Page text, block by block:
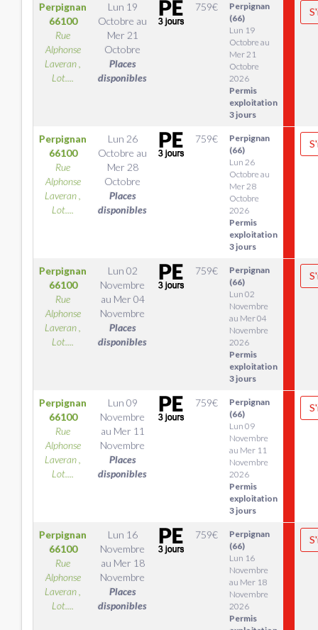
Perpignan
66100
Rue
Alphonse
Laveran ,
Lot....
Lun 19
Octobre au
Mer 21
Octobre
Places
disponibles
759€
Perpignan
(66)
Lun 19
Octobre au
Mer 21
Octobre
2026
Permis
exploitation
3 jours
Perpignan
66100
Rue
Alphonse
Laveran ,
Lot....
Lun 26
Octobre au
Mer 28
Octobre
Places
disponibles
759€
Perpignan
(66)
Lun 26
Octobre au
Mer 28
Octobre
2026
Permis
exploitation
3 jours
Perpignan
66100
Rue
Alphonse
Laveran ,
Lot....
Lun 02
Novembre
au Mer 04
Novembre
Places
disponibles
759€
Perpignan
(66)
Lun 02
Novembre
au Mer 04
Novembre
2026
Permis
exploitation
3 jours
Perpignan
66100
Rue
Alphonse
Laveran ,
Lot....
Lun 09
Novembre
au Mer 11
Novembre
Places
disponibles
759€
Perpignan
(66)
Lun 09
Novembre
au Mer 11
Novembre
2026
Permis
exploitation
3 jours
Perpignan
66100
Rue
Alphonse
Laveran ,
Lot....
Lun 16
Novembre
au Mer 18
Novembre
Places
disponibles
759€
Perpignan
(66)
Lun 16
Novembre
au Mer 18
Novembre
2026
Permis